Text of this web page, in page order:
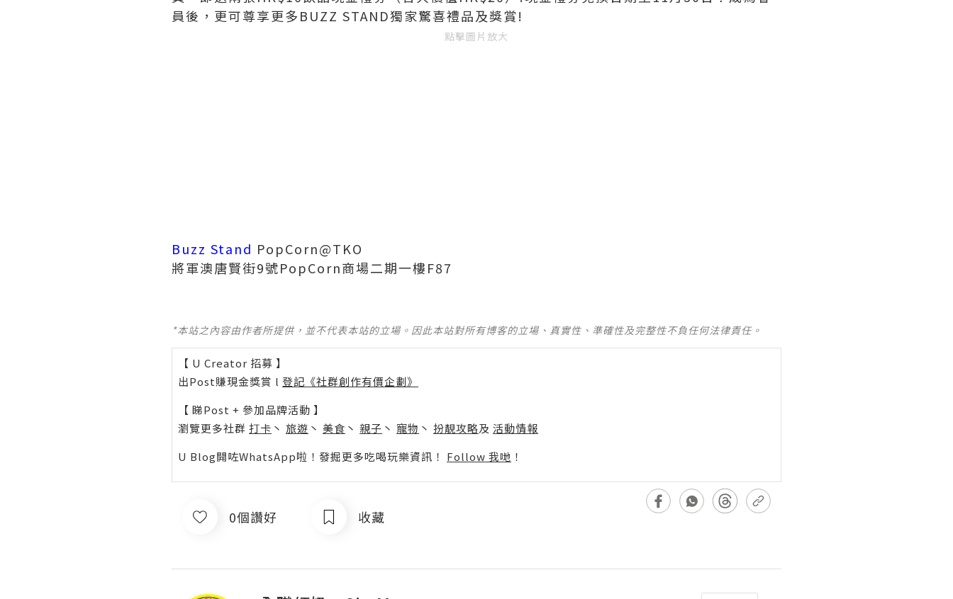
員後，更可尊享更多BUZZ STAND獨家驚喜禮品及獎賞!
點擊圖片放大
Buzz Stand PopCorn@TKO
將軍澳唐賢街9號PopCorn商場二期一樓F87
*本站之內容由作者所提供，並不代表本站的立場。因此本站對所有博客的立場、真實性、準確性及完整性不負任何法律責任。
【 U Creator 招募 】
出Post賺現金獎賞 l 登記《社群創作有價企劃》
【 睇Post + 參加品牌活動 】
瀏覽更多社群 打卡 丶 旅遊 丶 美食 丶 親子 丶 寵物 丶 扮靚攻略及 活動情報
U Blog開咗WhatsApp啦！發掘更多吃喝玩樂資訊！ Follow 我哋 ！
0個讚好 收藏